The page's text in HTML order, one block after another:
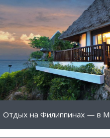
Отдых на Филиппинах — в